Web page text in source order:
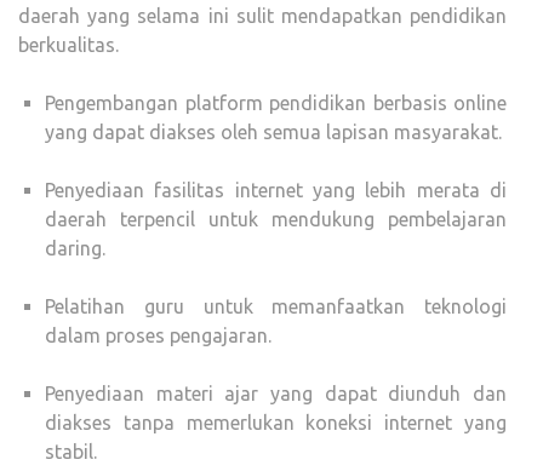
daerah yang selama ini sulit mendapatkan pendidikan
berkualitas.
Pengembangan platform pendidikan berbasis online
yang dapat diakses oleh semua lapisan masyarakat.
Penyediaan fasilitas internet yang lebih merata di
daerah terpencil untuk mendukung pembelajaran
daring.
Pelatihan guru untuk memanfaatkan teknologi
dalam proses pengajaran.
Penyediaan materi ajar yang dapat diunduh dan
diakses tanpa memerlukan koneksi internet yang
stabil.